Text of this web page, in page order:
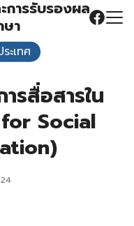
การรับรองผล
า
ะเทศ
รสื่อสารใน
Social